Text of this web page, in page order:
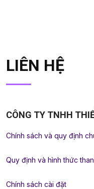
LIÊN HỆ
CÔNG TY TNHH
Chính sách và quy định
Quy định và hình thức
Chính sách cài đặt